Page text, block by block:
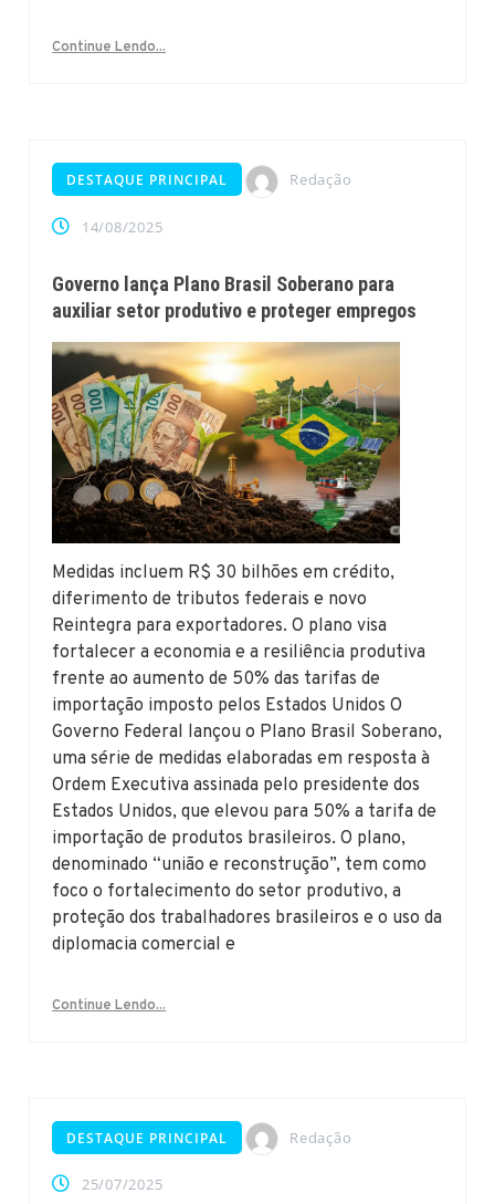
Continue Lendo...
DESTAQUE PRINCIPAL Redação
14/08/2025
Governo lança Plano Brasil Soberano para
auxiliar setor produtivo e proteger empregos
Medidas incluem R$ 30 bilhões em crédito,
diferimento de tributos federais e novo
Reintegra para exportadores. O plano visa
fortalecer a economia e a resiliência produtiva
frente ao aumento de 50% das tarifas de
importação imposto pelos Estados Unidos O
Governo Federal lançou o Plano Brasil Soberano,
uma série de medidas elaboradas em resposta à
Ordem Executiva assinada pelo presidente dos
Estados Unidos, que elevou para 50% a tarifa de
importação de produtos brasileiros. O plano,
denominado “união e reconstrução”, tem como
foco o fortalecimento do setor produtivo, a
proteção dos trabalhadores brasileiros e o uso da
diplomacia comercial e
Continue Lendo...
DESTAQUE PRINCIPAL Redação
25/07/2025